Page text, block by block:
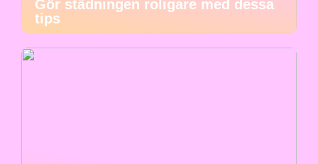
Gör städningen roligare med dessa
tips